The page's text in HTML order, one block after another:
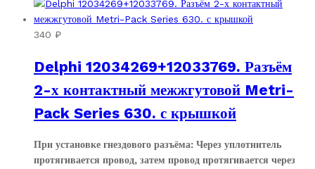
340 ₽
Delphi 12034269+12033769. Разъём
2-х контактный межжгутовой Metri-
Pack Series 630. с крышкой
При установке гнездового разъёма: Через уплотнитель
протягивается провод, затем провод протягивается через